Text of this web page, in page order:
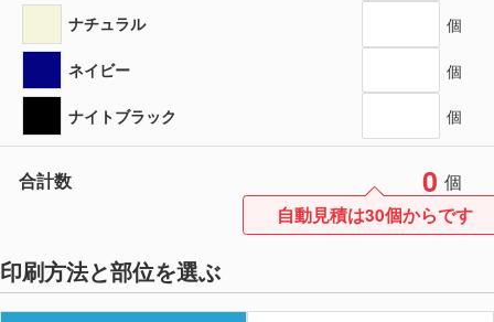
ナチュラル 個
ネイビー 個
ナイトブラック 個
合計数 0 個
自動見積は30個からです
印刷方法と部位を選ぶ